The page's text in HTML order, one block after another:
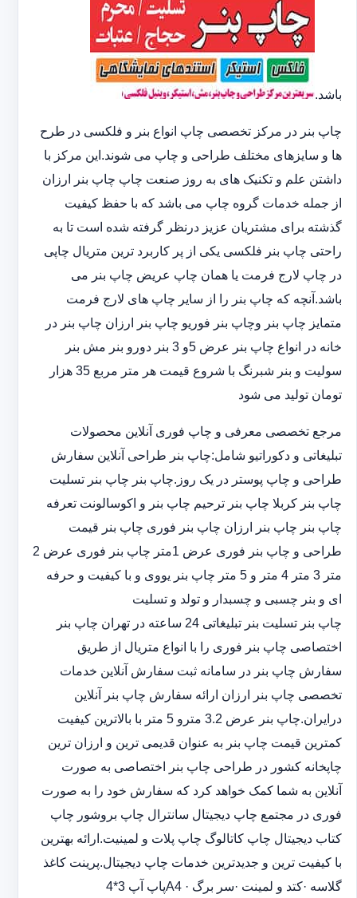
باشد.
چاپ بنر در مرکز تخصصی چاپ انواع بنر و فلکسی در طرح
ها و سایزهای مختلف طراحی و چاپ می شوند.این مرکز با
داشتن علم و تکنیک های به روز صنعت چاپ چاپ بنر ارزان
از جمله خدمات گروه چاپ می باشد که با حفظ کیفیت
گذشته برای مشتریان عزیز درنظر گرفته شده است تا به
راحتی چاپ بنر فلکسی یکی از پر کاربرد ترین متریال چاپی
در چاپ لارج فرمت یا همان چاپ عریض چاپ بنر می
باشد.آنچه که چاپ بنر را از سایر چاپ های لارج فرمت
متمایز چاپ بنر وچاپ بنر فوریو چاپ بنر ارزان چاپ بنر در
خانه در انواع چاپ بنر عرض 5و 3 بنر دورو بنر مش بنر
سولیت و بنر شبرنگ با شروع قیمت هر متر مربع 35 هزار
تومان تولید می شود
مرجع تخصصی معرفی و چاپ فوری آنلاین محصولات
تبلیغاتی و دکوراتیو شامل:چاپ بنر طراحی آنلاین سفارش
طراحی و چاپ پوستر در یک روز.چاپ بنر چاپ بنر تسلیت
چاپ بنر کربلا چاپ بنر ترحیم چاپ بنر و اکوسالونت تعرفه
چاپ بنر چاپ بنر ارزان چاپ بنر فوری چاپ بنر قیمت
طراحی و چاپ بنر فوری عرض 1متر چاپ بنر فوری عرض 2
متر 3 متر 4 متر و 5 متر چاپ بنر یووی و با کیفیت و حرفه
ای و بنر چسبی و چسبدار و تولد و تسلیت
چاپ بنر تسلیت بنر تبلیغاتی 24 ساعته در تهران چاپ بنر
اختصاصی چاپ بنر فوری را با انواع متریال از طریق
سفارش چاپ بنر در سامانه ثبت سفارش آنلاین خدمات
تخصصی چاپ بنر ارزان ارائه سفارش چاپ بنر آنلاین
درایران.چاپ بنر عرض 3.2 مترو 5 متر با بالاترین کیفیت
کمترین قیمت چاپ بنر به عنوان قدیمی ترین و ارزان ترین
چاپخانه کشور در طراحی چاپ بنر اختصاصی به صورت
آنلاین به شما کمک خواهد کرد که سفارش خود را به صورت
فوری در مجتمع چاپ دیجیتال سانترال چاپ بروشور چاپ
کتاب دیجیتال چاپ کاتالوگ چاپ پلات و لمینیت.ارائه بهترین
با کیفیت ترین و جدیدترین خدمات چاپ دیجیتال.پرینت کاغذ
گلاسه ·‎کتد و لمینت ·‎سر برگ A4 ·‎پاپ آپ 3*4